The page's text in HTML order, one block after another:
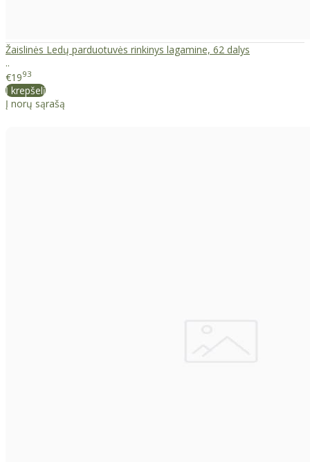
Žaislinės Ledų parduotuvės rinkinys lagamine, 62 dalys
..
€1993
Į krepšelį
Į norų sąrašą